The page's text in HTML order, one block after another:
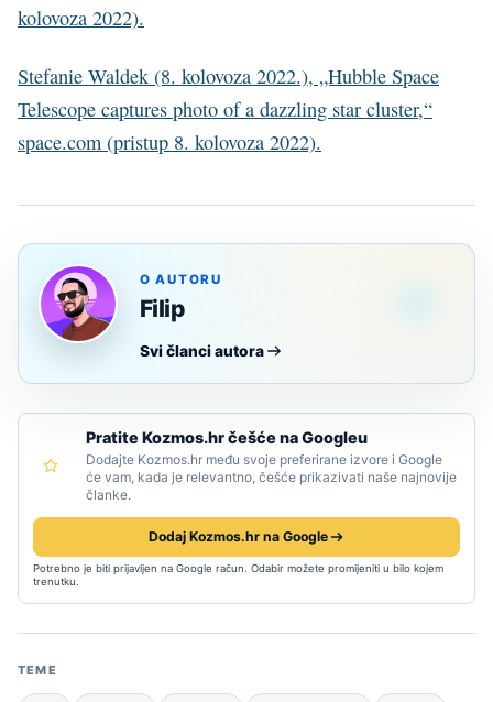
kolovoza 2022).
Stefanie Waldek (8. kolovoza 2022.), „Hubble Space
Telescope captures photo of a dazzling star cluster,“
space.com (pristup 8. kolovoza 2022).
O AUTORU
Filip
Svi članci autora
Pratite Kozmos.hr češće na Googleu
Dodajte Kozmos.hr među svoje preferirane izvore i Google
će vam, kada je relevantno, češće prikazivati naše najnovije
članke.
Dodaj Kozmos.hr na Google
Potrebno je biti prijavljen na Google račun. Odabir možete promijeniti u bilo kojem
trenutku.
TEME